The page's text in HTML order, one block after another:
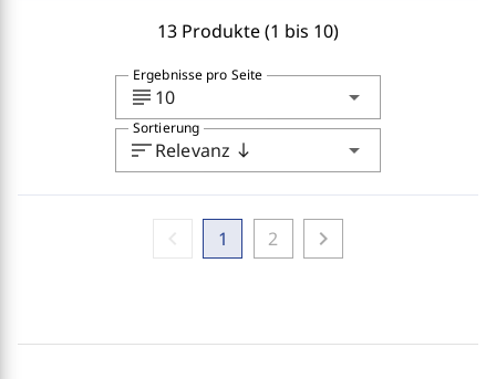
13 Produkte (1 bis 10)
subject 10 arrow_drop_down
Ergebnisse pro Seite
sortRelevanz south arrow_drop_down
Sortierung
1 2 chevron_right